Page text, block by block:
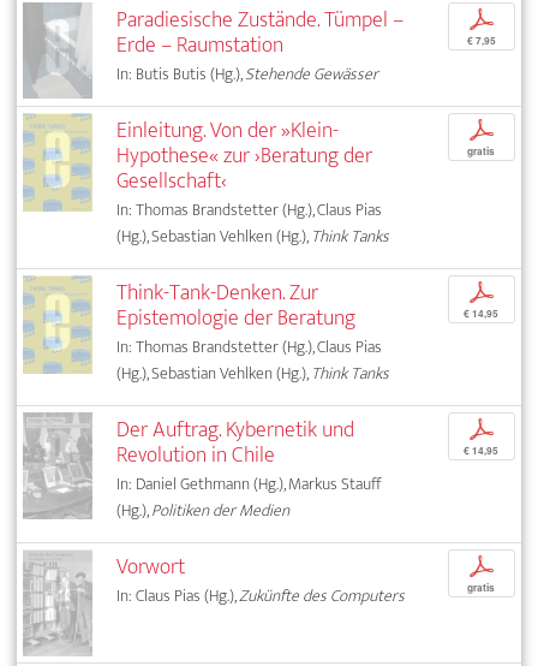
Paradiesische Zustände. Tümpel –
Erde – Raumstation
In: Butis Butis (Hg.),Stehende Gewässer
p
€ 7,95
Einleitung. Von der »Klein-
Hypothese« zur ›Beratung der
Gesellschaft‹
In: Thomas Brandstetter (Hg.), Claus Pias
(Hg.), Sebastian Vehlken (Hg.),Think Tanks
p
gratis
Think-Tank-Denken. Zur
Epistemologie der Beratung
In: Thomas Brandstetter (Hg.), Claus Pias
(Hg.), Sebastian Vehlken (Hg.),Think Tanks
p
€ 14,95
Der Auftrag. Kybernetik und
Revolution in Chile
In: Daniel Gethmann (Hg.), Markus Stauff
(Hg.),Politiken der Medien
p
€ 14,95
Vorwort
In: Claus Pias (Hg.),Zukünfte des Computers
p
gratis